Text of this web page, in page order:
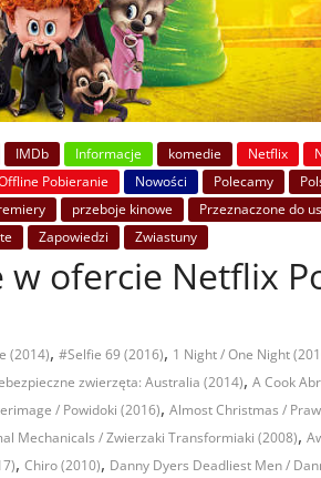
IMDb Informacje komedie Netflix
Pobieranie Nowości Polecamy
przeboje kinowe Przeznaczone do
Zapowiedzi Zwiastuny
ofercie Netflix
(2014), #Selfie 69 (2016), 1 Night / One Night
zwierzęta: Australia (2014), A Cook
/ Powidoki (2016), Almost Christmas /
Mechanicals / Zwierzaki Transformiaki (2008),
, Chiro (2010), Danny Dyers Deadliest Men /